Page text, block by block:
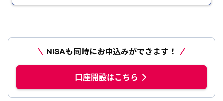
NISAも同時にお申込みができます！
口座開設はこちら